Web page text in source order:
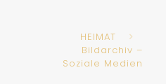
HEIMAT
Bildarchiv –
Soziale Medien